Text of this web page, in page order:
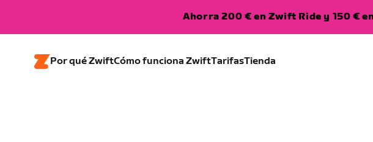
Ahorra 200 € en Zwift Ride y 150 €
Por qué ZwiftCómo funciona ZwiftTarifasTienda